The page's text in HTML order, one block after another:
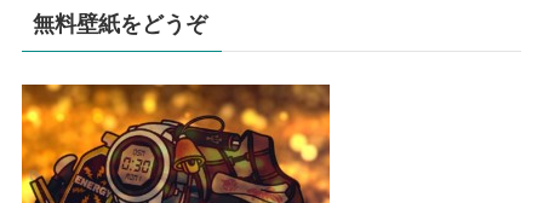
無料壁紙をどうぞ